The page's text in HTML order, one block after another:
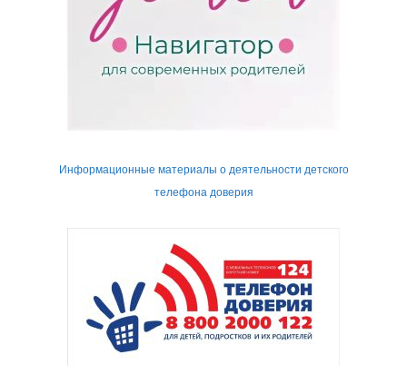
Информационные материалы о деятельности детского
телефона доверия